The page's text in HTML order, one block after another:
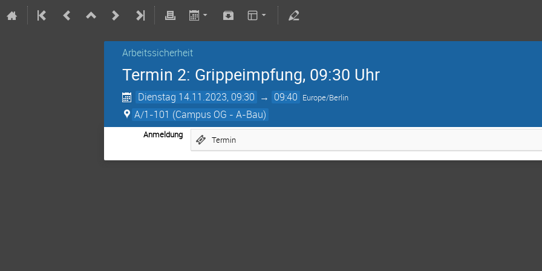
Arbeitssicherheit
Termin 2: Grippeimpfung, 09:30 Uhr
Dienstag 14.11.2023, 09:30 → 09:40 Europe/Berlin
A/1-101 (Campus OG - A-Bau)
Anmeldung Termin